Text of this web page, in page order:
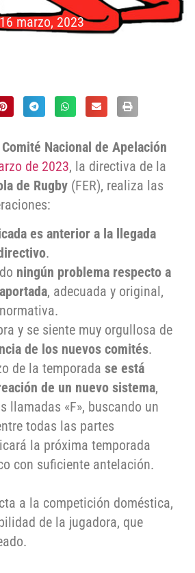
16 marzo, 2023
Comité Nacional de Apelación
de 2023, la directiva de la
de Rugby (FER), realiza las
es anterior a la llegada
.
ningún problema respecto a
, adecuada y original,
y se siente muy orgullosa de
de los nuevos comités.
de la temporada se está
de un nuevo sistema,
llamadas «F», buscando un
todas las partes
la próxima temporada
con suficiente antelación.
a la competición doméstica,
de la jugadora, que